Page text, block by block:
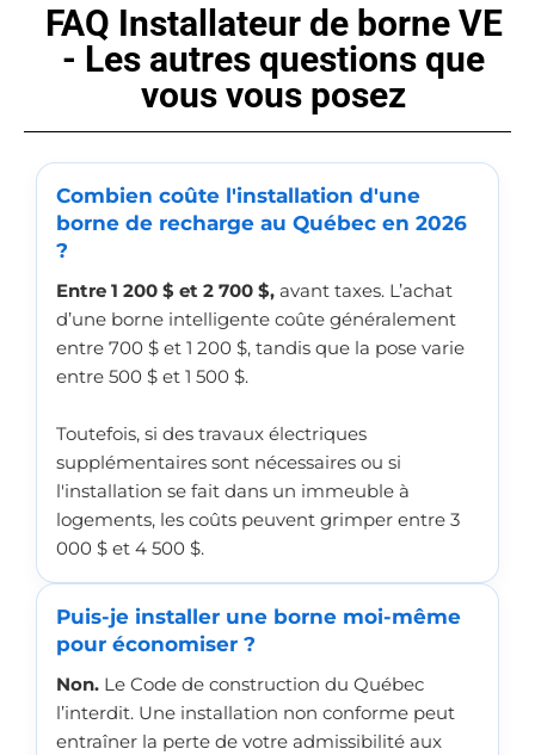
FAQ Installateur de borne VE
- Les autres questions que
vous vous posez
Combien coûte l'installation d'une
borne de recharge au Québec en 2026
?
Entre 1 200 $ et 2 700 $, avant taxes. L’achat
d’une borne intelligente coûte généralement
entre 700 $ et 1 200 $, tandis que la pose varie
entre 500 $ et 1 500 $.
Toutefois, si des travaux électriques
supplémentaires sont nécessaires ou si
l'installation se fait dans un immeuble à
logements, les coûts peuvent grimper entre 3
000 $ et 4 500 $.
Puis-je installer une borne moi-même
pour économiser ?
Non. Le Code de construction du Québec
l’interdit. Une installation non conforme peut
entraîner la perte de votre admissibilité aux